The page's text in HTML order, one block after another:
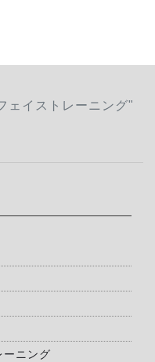
ェイストレーニング"
ーニング